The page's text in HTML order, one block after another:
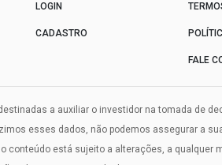
LOGIN
CADASTRO
FALE
a auxiliar o investidor na tomada de
esses dados, não podemos assegurar a
conteúdo está sujeito a alterações, a